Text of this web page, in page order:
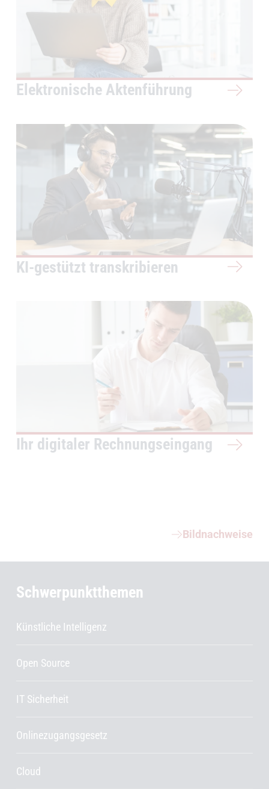
Elektronische Aktenführung
KI-gestützt transkribieren
Ihr digitaler Rechnungseingang
Bildnachweise
Schwerpunktthemen
Künstliche Intelligenz
Open Source
IT Sicherheit
Onlinezugangsgesetz
Cloud